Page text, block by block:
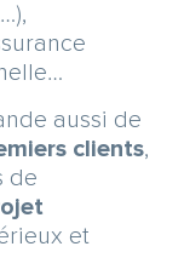
aussi de
clients,
de
et